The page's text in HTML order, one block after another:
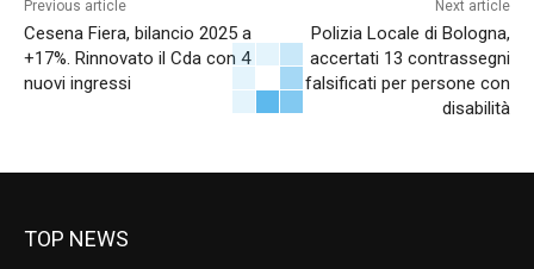
Previous article
Cesena Fiera, bilancio 2025 a
+17%. Rinnovato il Cda con 4
nuovi ingressi
Next article
Polizia Locale di Bologna,
accertati 13 contrassegni
falsificati per persone con
disabilità
TOP NEWS